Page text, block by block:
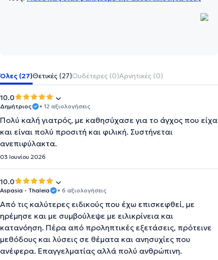
Όλες (27)Θετικές (27)Ουδέτερες (0)Αρνητικές (0)
10.0
Δημήτριος • 12 αξιολογήσεις
Πολύ καλή γιατρός, με καθησύχασε για το άγχος που είχα
και είναι πολύ προσιτή και φιλική. Συστήνεται
ανεπιφύλακτα.
03 Ιουνίου 2026
10.0
Aspasia - Thaleia • 6 αξιολογήσεις
Από τις καλύτερες ειδικούς που έχω επισκεφθεί, με
ηρέμησε και με συμβούλεψε με ειλικρίνεια και
κατανόηση. Πέρα από προληπτικές εξετάσεις, πρότεινε
μεθόδους και λύσεις σε θέματα και ανησυχίες που
ανέφερα. Επαγγελματίας αλλά πολύ ανθρώπινη.